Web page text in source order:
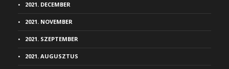
2021. DECEMBER
2021. NOVEMBER
2021. SZEPTEMBER
2021. AUGUSZTUS